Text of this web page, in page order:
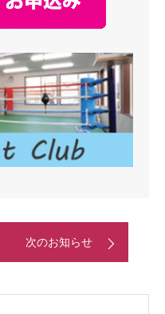
次のお知らせ